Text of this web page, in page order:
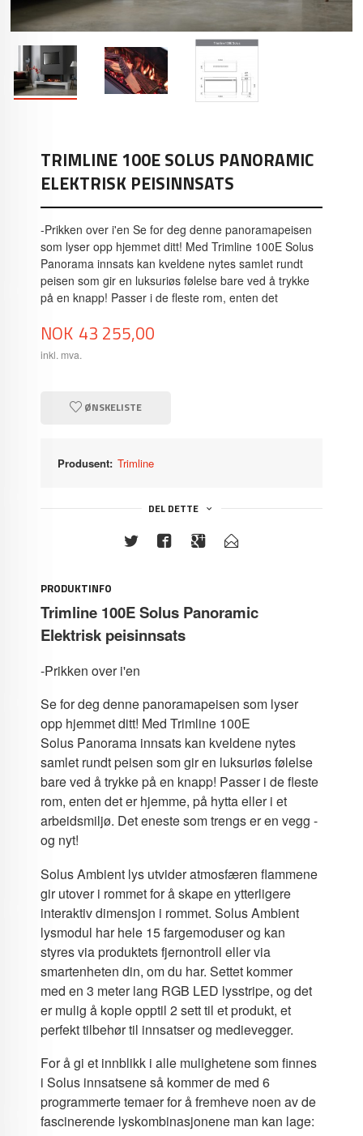
TRIMLINE 100E SOLUS PANORAMIC
ELEKTRISK PEISINNSATS
-Prikken over i'en Se for deg denne panoramapeisen
som lyser opp hjemmet ditt! Med Trimline 100E Solus
Panorama innsats kan kveldene nytes samlet rundt
peisen som gir en luksuriøs følelse bare ved å trykke
på en knapp! Passer i de fleste rom, enten det
Pris
NOK 43 255,00
inkl. mva.
ØNSKELISTE
Produsent: Trimline
DEL DETTE
PRODUKTINFO
Trimline 100E Solus Panoramic
Elektrisk peisinnsats
-Prikken over i'en
Se for deg denne panoramapeisen som lyser
opp hjemmet ditt! Med Trimline 100E
Solus Panorama innsats kan kveldene nytes
samlet rundt peisen som gir en luksuriøs følelse
bare ved å trykke på en knapp! Passer i de fleste
rom, enten det er hjemme, på hytta eller i et
arbeidsmiljø. Det eneste som trengs er en vegg -
og nyt!
Solus Ambient lys utvider atmosfæren flammene
gir utover i rommet for å skape en ytterligere
interaktiv dimensjon i rommet. Solus Ambient
lysmodul har hele 15 fargemoduser og kan
styres via produktets fjernontroll eller via
smartenheten din, om du har. Settet kommer
med en 3 meter lang RGB LED lysstripe, og det
er mulig å kople opptil 2 sett til et produkt, et
perfekt tilbehør til innsatser og medievegger.
For å gi et innblikk i alle mulighetene som finnes
i Solus innsatsene så kommer de med 6
programmerte temaer for å fremheve noen av de
fascinerende lyskombinasjonene man kan lage: